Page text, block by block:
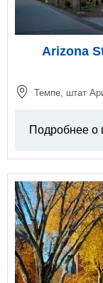
Arizona
Темпе, штат
Подробнее о